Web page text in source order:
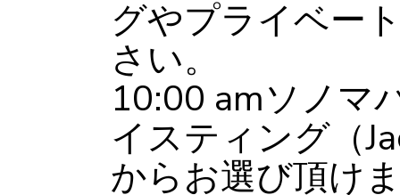
グやプライベー
さい。
10:00 amソノマ
イスティング（
からお選び頂け